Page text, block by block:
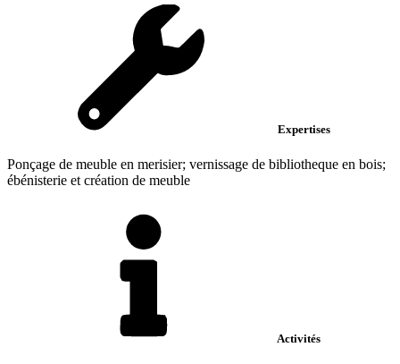
Expertises
Ponçage de meuble en merisier; vernissage de bibliotheque en bois;
ébénisterie et création de meuble
Activités